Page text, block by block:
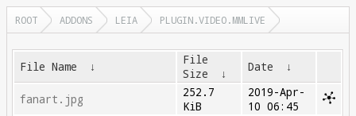
ROOT ADDONS LEIA PLUGIN.VIDEO.MMLIVE
File Name ↓
File
Size
↓ Date ↓
fanart.jpg
252.7
KiB
2019-Apr-
10 06:45